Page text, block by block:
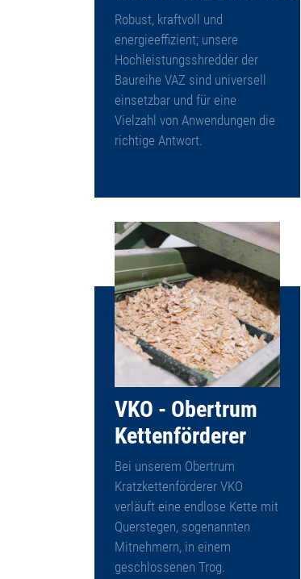
Robust, kraftvoll und
energieeffizient; unsere
Hochleistungsshredder der
Baureihe VAZ sind universell
einsetzbar und für eine
Vielzahl von Anwendungen die
richtige Antwort.
VKO - Obertrum
Kettenförderer
Bei unserem Obertrum
Kratzkettenförderer VKO
verläuft eine endlose Kette mit
Querstegen, sogenannten
Mitnehmern, in einem
geschlossenen Trog.